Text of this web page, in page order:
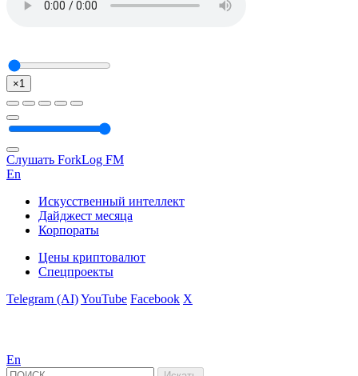
×1
Слушать ForkLog FM
En
Искусственный интеллект
Дайджест месяца
Корпораты
Цены криптовалют
Спецпроекты
Telegram (AI)YouTube Facebook X
En